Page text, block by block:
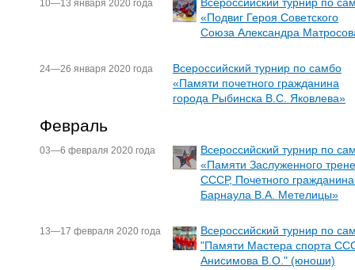
10—13 января 2020 года
«Подвиг Героя Советского
Союза Александра
24—26 января 2020 года
Всероссийский турнир по самбо
«Памяти почетного гражданина
города Рыбинска В.С. Яковлева»
Февраль
03—6 февраля 2020 года
Всероссийский турнир по
«Памяти Заслуженного
СССР, Почетного гражданина
Барнаула В.А. Метелицы»
13—17 февраля 2020 года
Всероссийский турнир по
"Памяти Мастера спорта
Анисимова В.О." (юноши)